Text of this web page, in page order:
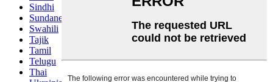
Sindhi
Sundanese
Swahili
Tajik
Tamil
Telugu
Thai